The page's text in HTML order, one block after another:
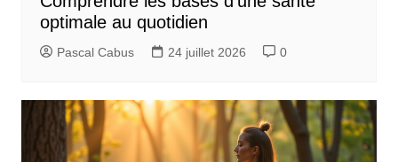
optimale au quotidien
Pascal Cabus 24 juillet 2026 0